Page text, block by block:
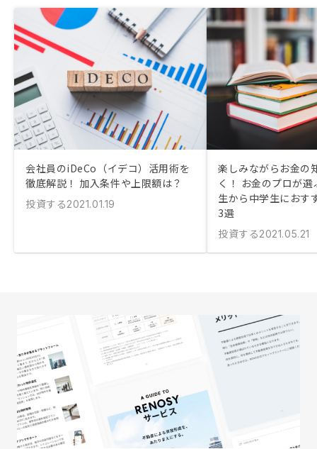
会社員のiDeCo（イデコ）活用術を
徹底解説！ 加入条件や上限額は？
投資する2021.01.19
楽しみながらお金の
く！ お金のプロが
生から中学生におす
3選
投資する2021.05.21